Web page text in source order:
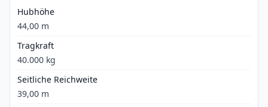
Hubhöhe
44,00 m
Tragkraft
40.000 kg
Seitliche Reichweite
39,00 m